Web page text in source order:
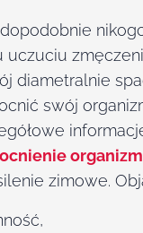
uczuciu
diametralnie
swój
zimowe.